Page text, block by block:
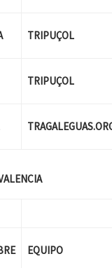
TRIPUÇOL
TRIPUÇOL
EQUIPO